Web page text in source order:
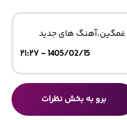
،آهنگ های جدید
1405/02/15 - ۲۱:۲۷
برو به بخش نظرات